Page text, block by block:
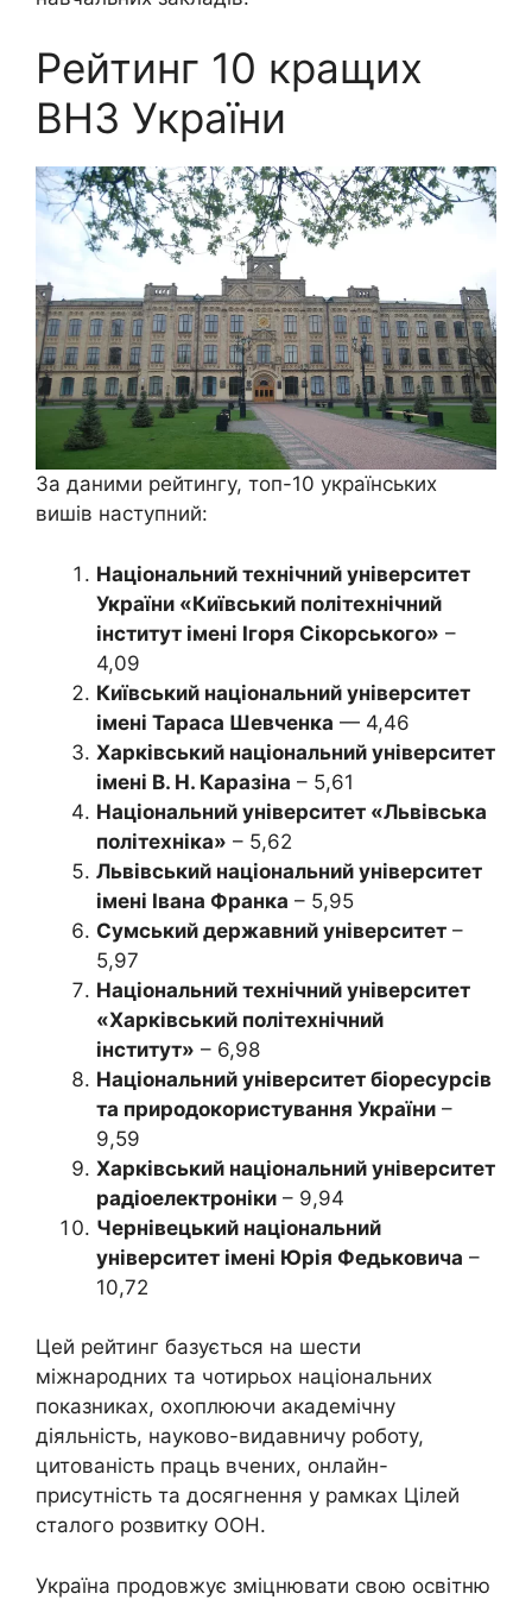
Рейтинг 10 кращих
ВНЗ України
За даними рейтингу, топ-10 українських
вишів наступний:
Національний технічний університет
України «Київський політехнічний
інститут імені Ігоря Сікорського» –
4,09
Київський національний університет
імені Тараса Шевченка — 4,46
Харківський національний університет
імені В. Н. Каразіна – 5,61
Національний університет «Львівська
політехніка» – 5,62
Львівський національний університет
імені Івана Франка – 5,95
Сумський державний університет –
5,97
Національний технічний університет
«Харківський політехнічний
інститут» – 6,98
Національний університет біоресурсів
та природокористування України –
9,59
Харківський національний університет
радіоелектроніки – 9,94
Чернівецький національний
університет імені Юрія Федьковича –
10,72
Цей рейтинг базується на шести
міжнародних та чотирьох національних
показниках, охоплюючи академічну
діяльність, науково-видавничу роботу,
цитованість праць вчених, онлайн-
присутність та досягнення у рамках Цілей
сталого розвитку ООН.
Україна продовжує зміцнювати свою освітню